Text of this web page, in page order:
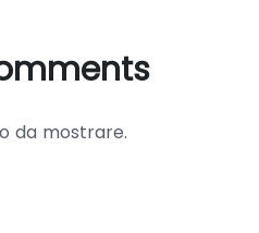
da mostrare.